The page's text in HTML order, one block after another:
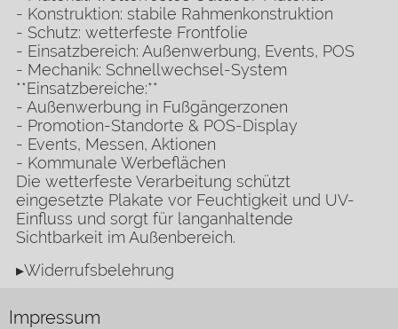
- Konstruktion: stabile Rahmenkonstruktion
- Schutz: wetterfeste Frontfolie
- Einsatzbereich: Außenwerbung, Events, POS
- Mechanik: Schnellwechsel-System
**Einsatzbereiche:**
- Außenwerbung in Fußgängerzonen
- Promotion-Standorte & POS-Display
- Events, Messen, Aktionen
- Kommunale Werbeflächen
Die wetterfeste Verarbeitung schützt
eingesetzte Plakate vor Feuchtigkeit und UV-
Einfluss und sorgt für langanhaltende
Sichtbarkeit im Außenbereich.
▸Widerrufsbelehrung
Impressum